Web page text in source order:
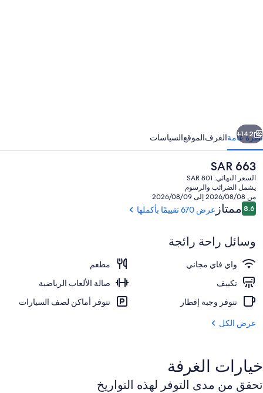
المنشأة من الخارج
التالي
142+
نظرة عامةالغرفالموقعالسياسات
السعر
الحالي
هو
SAR
663
SAR 663
السعر النهائي: SAR 801
يشمل الضرائب والرسوم
من 2026/08/08 إلى 2026/08/09
التقييمات
8.68.6 من 10ممتاز عرض 670 تقييمًا بأكملها
وسائل راحة رائجة
واي فاي مجاني
مطعم
تكييف
صالة الألعاب الرياضية
تتوفر وجبة إفطار
تتوفر أماكن لصف السيارات
عرض الكل
خيارات الغرفة
تحقق من مدى التوفر لهذه التواريخ